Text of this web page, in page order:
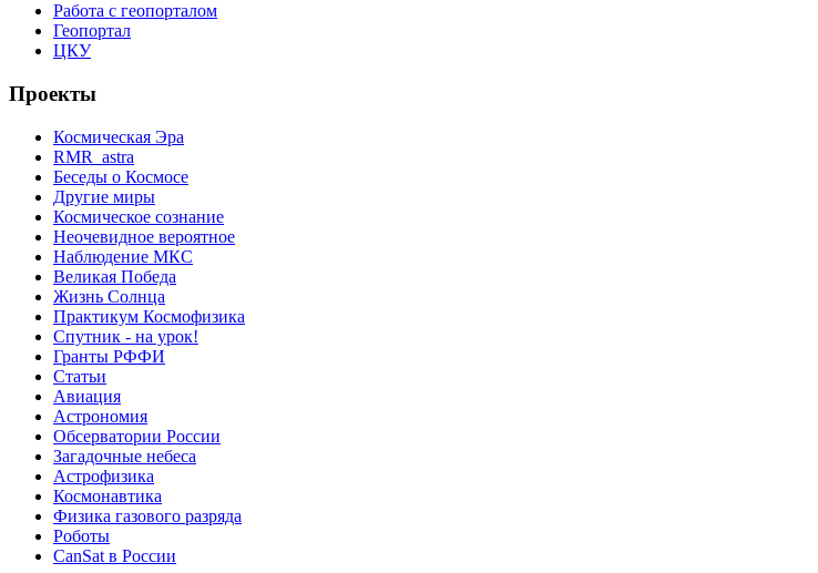
Работа с геопорталом
Геопортал
ЦКУ
Проекты
Космическая Эра
RMR_astra
Беседы о Космосе
Другие миры
Космическое сознание
Неочевидное вероятное
Наблюдение МКС
Великая Победа
Жизнь Солнца
Практикум Космофизика
Спутник - на урок!
Гранты РФФИ
Статьи
Авиация
Астрономия
Обсерватории России
Загадочные небеса
Астрофизика
Космонавтика
Физика газового разряда
Роботы
CanSat в России